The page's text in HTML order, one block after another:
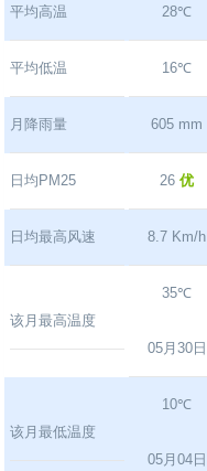
平均高温 28℃
平均低温 16℃
月降雨量 605 mm
日均PM25 26优
日均最高风速 8.7 Km/h
该月最高温度
35℃
05月30日
该月最低温度
10℃
05月04日